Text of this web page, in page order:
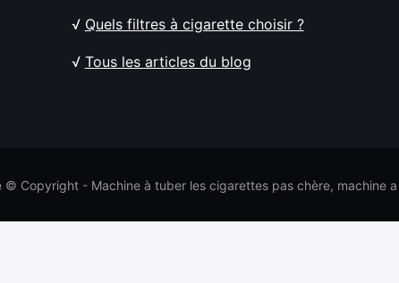
√ Quels filtres à cigarette choisir ?
√ Tous les articles du blog
© Copyright - Machine à tuber les cigarettes pas chère, machine